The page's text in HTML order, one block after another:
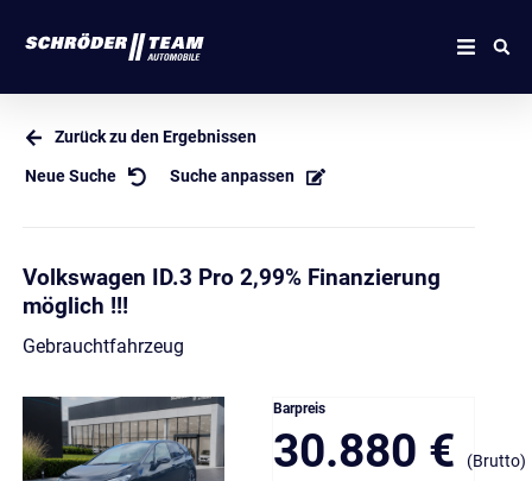
Zurück zu den Ergebnissen
Neue Suche Suche anpassen
Volkswagen ID.3 Pro 2,99% Finanzierung
möglich !!!
Gebrauchtfahrzeug
Barpreis
30.880 € (Brutto)